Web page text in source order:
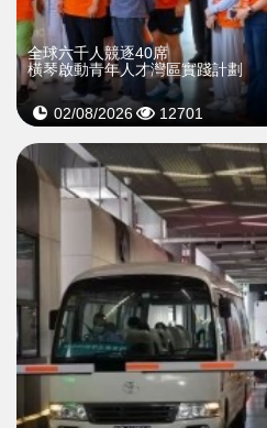
全球六千人競逐40席
橫琴啟動青年人才灣區實踐計劃
02/08/2026 12701